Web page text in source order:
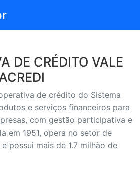
DE CRÉDITO VALE
de crédito do Sistema
e serviços financeiros para
com gestão participativa e
em 1951, opera no setor de
possui mais de 1.7 milhão de